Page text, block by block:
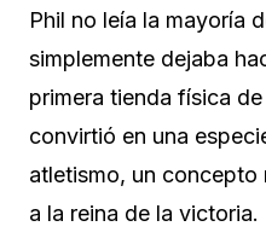
Phil no leía la mayoría
simplemente dejaba
primera tienda física
convirtió en una
atletismo, un
a la reina de la